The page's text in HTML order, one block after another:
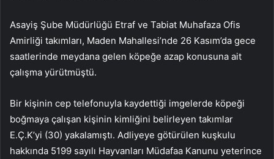
Asayiş Şube Müdürlüğü Etraf ve Tabiat Muhafaza Ofis
Amirliği takımları, Maden Mahallesi’nde 26 Kasım’da gece
saatlerinde meydana gelen köpeğe azap konusuna ait
çalışma yürütmüştü.
Bir kişinin cep telefonuyla kaydettiği imgelerde köpeği
boğmaya çalışan kişinin kimliğini belirleyen takımlar
E.Ç.K’yi (30) yakalamıştı. Adliyeye götürülen kuşkulu
hakkında 5199 sayılı Hayvanları Müdafaa Kanunu yeterince